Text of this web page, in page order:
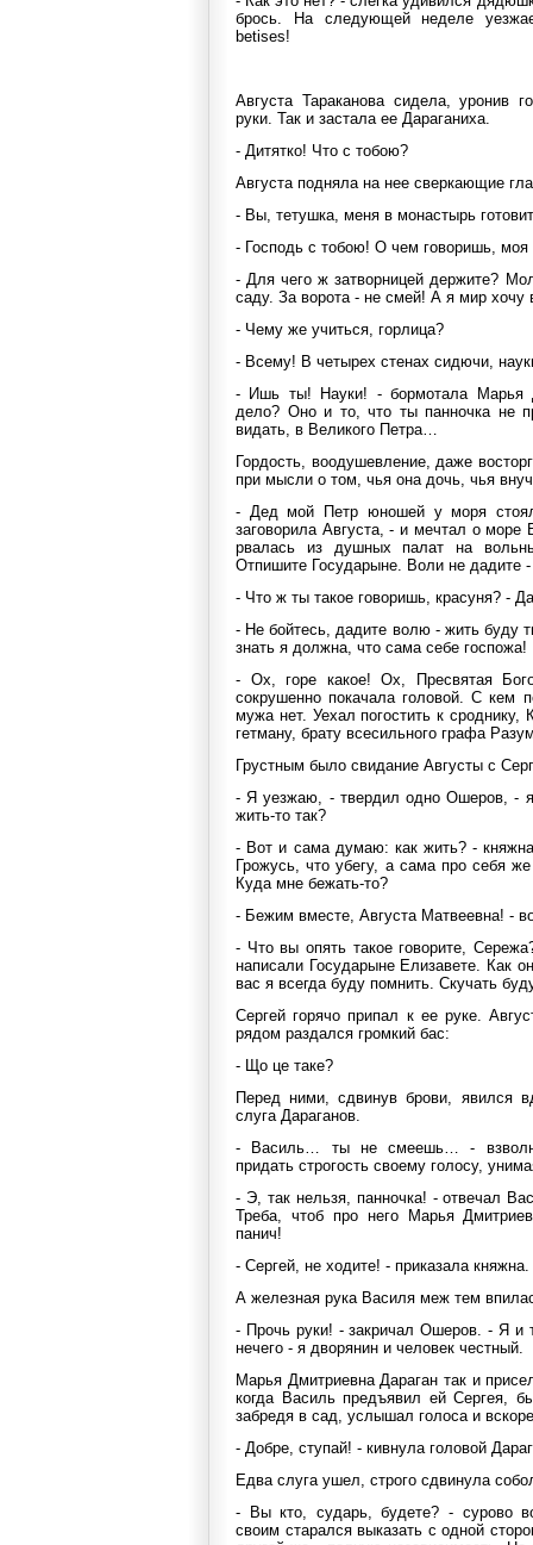
брось. На следующей неделе
bеtises!
Августа Тараканова сидела, уронив
руки. Так и застала ее Дараганиха.
- Дитятко! Что с тобою?
Августа подняла на нее сверкающие
- Вы, тетушка, меня в монастырь
- Господь с тобою! О чем говоришь, моя
- Для чего ж затворницей держите?
саду. За ворота - не смей! А я мир хочу
- Чему же учиться, горлица?
- Всему! В четырех стенах сидючи,
- Ишь ты! Науки! - бормотала Марья
дело? Оно и то, что ты панночка не
видать, в Великого Петра…
Гордость, воодушевление, даже
при мысли о том, чья она дочь, чья
- Дед мой Петр юношей у моря стоял
заговорила Августа, - и мечтал о море
рвалась из душных палат на
Отпишите Государыне. Воли не дадите -
- Что ж ты такое говоришь, красуня? -
- Не бойтесь, дадите волю - жить буду
знать я должна, что сама себе госпожа!
- Ох, горе какое! Ох, Пресвятая
сокрушенно покачала головой. С кем
мужа нет. Уехал погостить к сроднику,
гетману, брату всесильного графа
Грустным было свидание Августы с
- Я уезжаю, - твердил одно Ошеров, -
жить-то так?
- Вот и сама думаю: как жить? -
Грожусь, что убегу, а сама про себя
Куда мне бежать-то?
- Бежим вместе, Августа Матвеевна! -
- Что вы опять такое говорите,
написали Государыне Елизавете. Как
вас я всегда буду помнить. Скучать
Сергей горячо припал к ее руке.
рядом раздался громкий бас:
- Що це таке?
Перед ними, сдвинув брови, явился
слуга Дараганов.
- Василь… ты не смеешь… -
придать строгость своему голосу,
- Э, так нельзя, панночка! - отвечал
Треба, чтоб про него Марья
панич!
- Сергей, не ходите! - приказала княжна.
А железная рука Василя меж тем
- Прочь руки! - закричал Ошеров. - Я и
нечего - я дворянин и человек честный.
Марья Дмитриевна Дараган так и
когда Василь предъявил ей Сергея,
забредя в сад, услышал голоса и
- Добре, ступай! - кивнула головой
Едва слуга ушел, строго сдвинула
- Вы кто, сударь, будете? - сурово
своим старался выказать с одной